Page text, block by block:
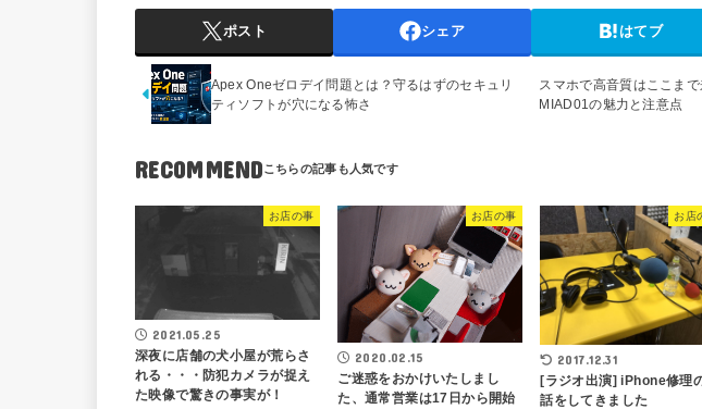
ポスト シェア はてブ
スマホで高音質はここま
MIAD01の魅力と注意点
Apex Oneゼロデイ問題とは？守るはずのセキュリ
ティソフトが穴になる怖さ
RECOMMEND
お店の事
2021.05.25
深夜に店舗の犬小屋が荒らさ
れる・・・防犯カメラが捉え
た映像で驚きの事実が！
お店の事
2020.02.15
ご迷惑をおかけいたしまし
た、通常営業は17日から開始
お店
2017.12.31
[ラジオ出演] iPhone修理
話をしてきました